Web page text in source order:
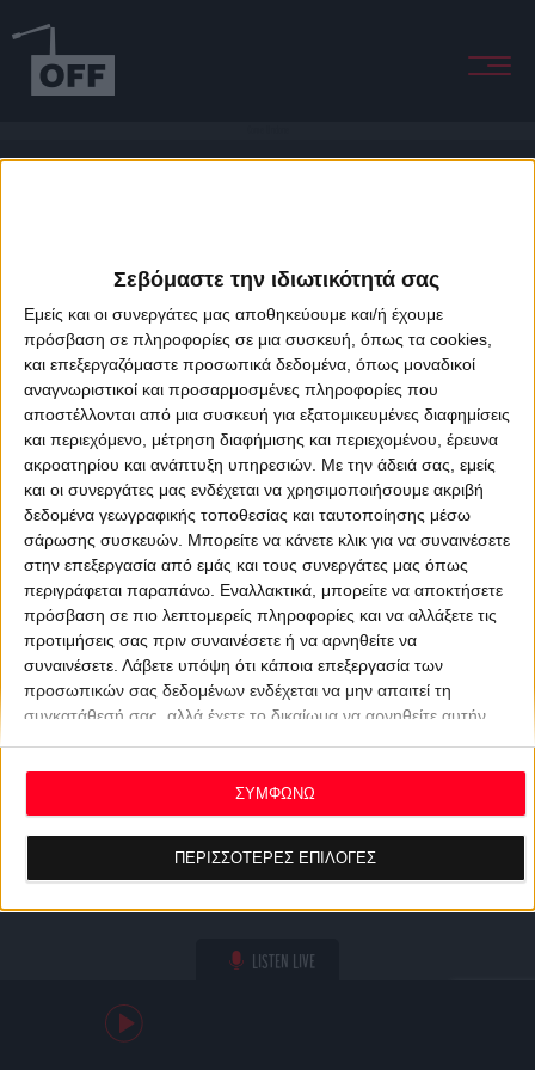
Σεβόμαστε την ιδιωτικότητά σας
Εμείς και οι συνεργάτες μας αποθηκεύουμε και/ή έχουμε
πρόσβαση σε πληροφορίες σε μια συσκευή, όπως τα cookies,
και επεξεργαζόμαστε προσωπικά δεδομένα, όπως μοναδικοί
αναγνωριστικοί και προσαρμοσμένες πληροφορίες που
αποστέλλονται από μια συσκευή για εξατομικευμένες διαφημίσεις
και περιεχόμενο, μέτρηση διαφήμισης και περιεχομένου, έρευνα
ακροατηρίου και ανάπτυξη υπηρεσιών. Με την άδειά σας, εμείς
και οι συνεργάτες μας ενδέχεται να χρησιμοποιήσουμε ακριβή
δεδομένα γεωγραφικής τοποθεσίας και ταυτοποίησης μέσω
σάρωσης συσκευών. Μπορείτε να κάνετε κλικ για να συναινέσετε
στην επεξεργασία από εμάς και τους συνεργάτες μας όπως
περιγράφεται παραπάνω. Εναλλακτικά, μπορείτε να αποκτήσετε
πρόσβαση σε πιο λεπτομερείς πληροφορίες και να αλλάξετε τις
προτιμήσεις σας πριν συναινέσετε ή να αρνηθείτε να
συναινέσετε. Λάβετε υπόψη ότι κάποια επεξεργασία των
προσωπικών σας δεδομένων ενδέχεται να μην απαιτεί τη
συγκατάθεσή σας, αλλά έχετε το δικαίωμα να αρνηθείτε αυτήν
ανακαλέσετε τη συγκατάθεσή σας ανά πάσα στιγμή
επιστρέφοντας σε αυτόν τον ιστότοπο και κάνοντας κλικ στο
κουμπί "Απορρήτου" στο κάτω μέρος της ιστοσελίδας.
ΠΕΡΙΣΣΟΤΕΡΕΣ ΕΠΙΛΟΓΕΣ
ΣΥΜΦΩΝΩ
LISTEN LIVE
About Offradio Business Class Terms & Conditions
Privacy Policy
Designed & developed byporcupine colors&Fotis Alexandrou